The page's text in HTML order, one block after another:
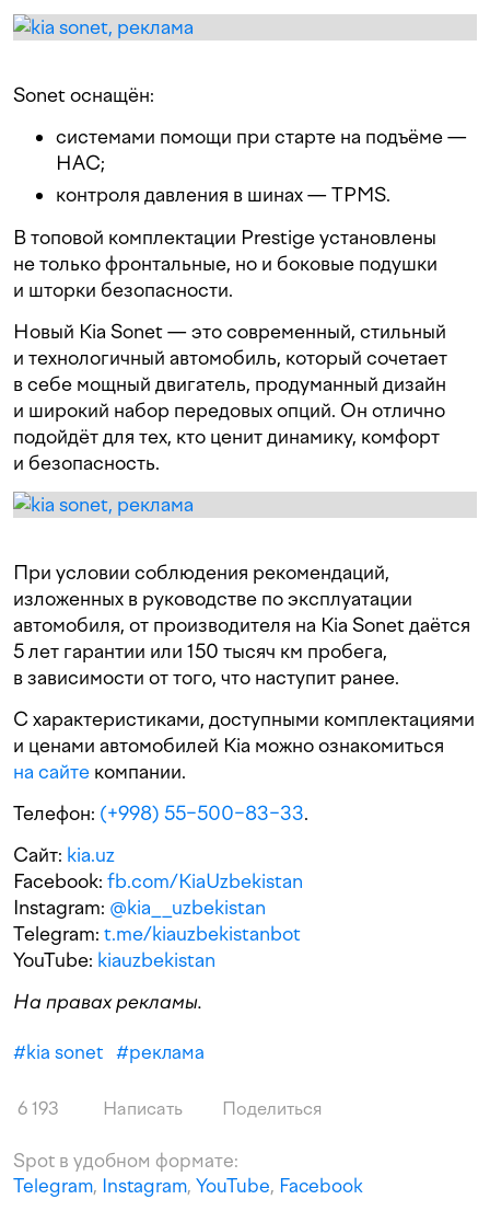
Sonet оснащён:
системами помощи при старте на подъёме —
HAC;
контроля давления в шинах — TPMS.
В топовой комплектации Prestige установлены
не только фронтальные, но и боковые подушки
и шторки безопасности.
Новый Kia Sonet — это современный, стильный
и технологичный автомобиль, который сочетает
в себе мощный двигатель, продуманный дизайн
и широкий набор передовых опций. Он отлично
подойдёт для тех, кто ценит динамику, комфорт
и безопасность.
При условии соблюдения рекомендаций,
изложенных в руководстве по эксплуатации
автомобиля, от производителя на Kia Sonet даётся
5 лет гарантии или 150 тысяч км пробега,
в зависимости от того, что наступит ранее.
С характеристиками, доступными комплектациями
и ценами автомобилей Kia можно ознакомиться
на сайте компании.
Телефон: (+998) 55−500−83−33.
Сайт: kia.uz
Facebook: fb.com/KiaUzbekistan
Instagram: @kia__uzbekistan
Telegram: t.me/kiauzbekistanbot
YouTube: kiauzbekistan
На правах рекламы.
#kia sonet #реклама
6 193 Написать Поделиться
Spot в удобном формате:
Telegram, Instagram, YouTube, Facebook